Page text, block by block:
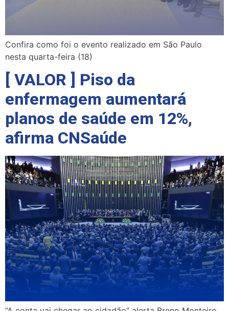
Confira como foi o evento realizado em São Paulo
nesta quarta-feira (18)
[ VALOR ] Piso da
enfermagem aumentará
planos de saúde em 12%,
afirma CNSaúde